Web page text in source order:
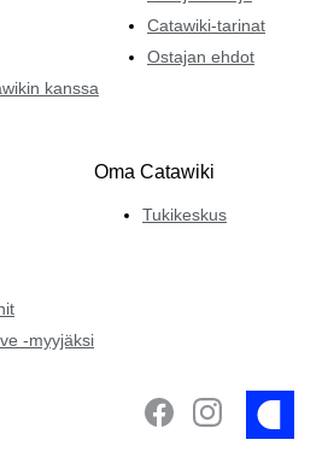
kanssa
Catawiki-tarinat
Ostajan ehdot
-myyjäksi
Oma Catawiki
Tukikeskus